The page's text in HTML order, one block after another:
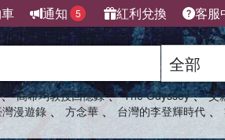
通知 5 紅利兌換 客服
、 高希均教授回憶錄 、 The Odyssey 、 父
漫遊錄 、 方念華 、 台灣的李登輝時代 、